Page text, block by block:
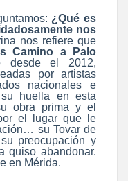
¿Qué es
nos
nos refiere que
Camino a Palo
desde el 2012,
por artistas
nacionales e
huella en esta
obra prima y el
el lugar que le
su Tovar de
preocupación y
quiso abandonar.
en Mérida.